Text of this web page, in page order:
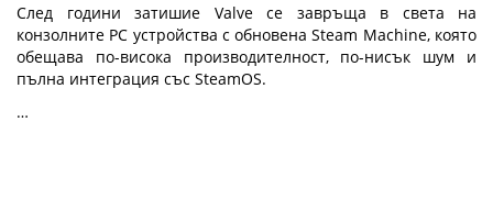
След години затишие Valve се завръща в света на
конзолните PC устройства с обновена Steam Machine, която
обещава по-висока производителност, по-нисък шум и
пълна интеграция със SteamOS.
…